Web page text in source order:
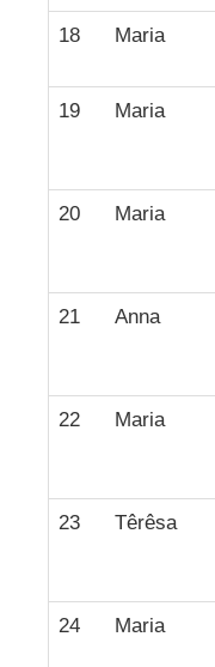
18 Maria
19 Maria
20 Maria
21 Anna
22 Maria
23 Têrêsa
24 Maria